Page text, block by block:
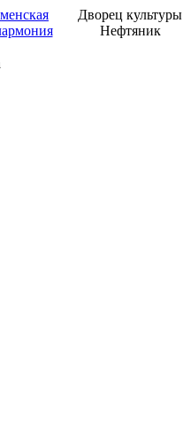
Дворец культуры
Нефтяник